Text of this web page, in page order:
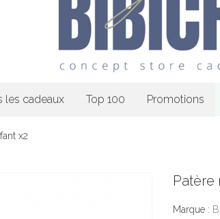
les cadeaux Top 100 Promotions
x2
Patère
Marque :